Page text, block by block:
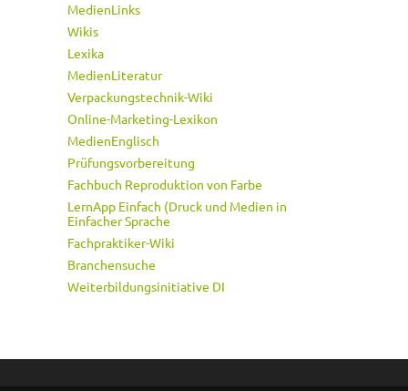
MedienLinks
Wikis
Lexika
MedienLiteratur
Verpackungstechnik-Wiki
Online-Marketing-Lexikon
MedienEnglisch
Prüfungsvorbereitung
Fachbuch Reproduktion von Farbe
LernApp Einfach (Druck und Medien in
Einfacher Sprache
Fachpraktiker-Wiki
Branchensuche
Weiterbildungsinitiative DI